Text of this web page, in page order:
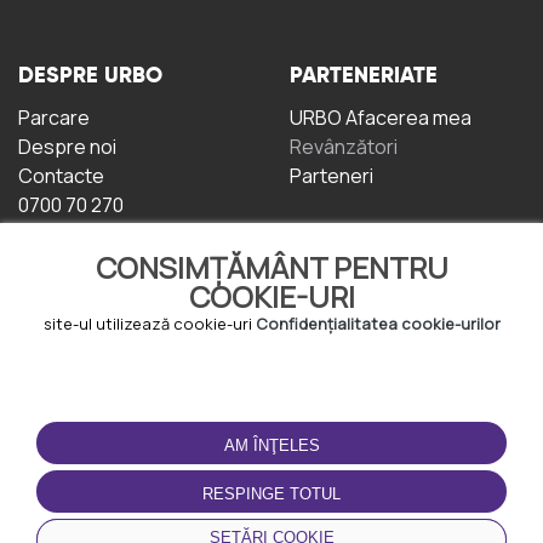
CONSIMȚĂMÂNT PENTRU
COOKIE-URI
site-ul utilizează cookie-uri Confidențialitatea cookie-urilor
AM ÎNŢELES
RESPINGE TOTUL
SETĂRI COOKIE
DESPRE URBO
Parcare
Despre noi
Contacte
0700 70 270
PARTENERIATE
URBO Afacerea mea
Revânzători
Parteneri
TERMENI DE UTILIZARE
Termeni și condiții
Politica de
Confidențialitate
Politica de cookie-uri
DESCĂRCAȚI
APLICAȚIA